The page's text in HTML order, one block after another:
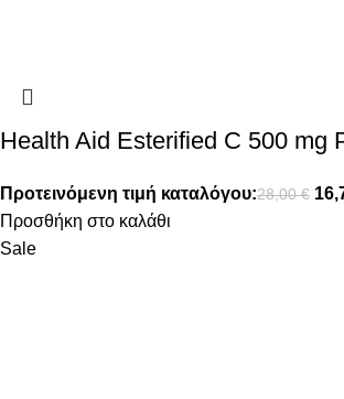
Health Aid Esterified C 500 mg
Προτεινόμενη τιμή καταλόγου:28,00€
Προσθήκη στο καλάθι
Sale